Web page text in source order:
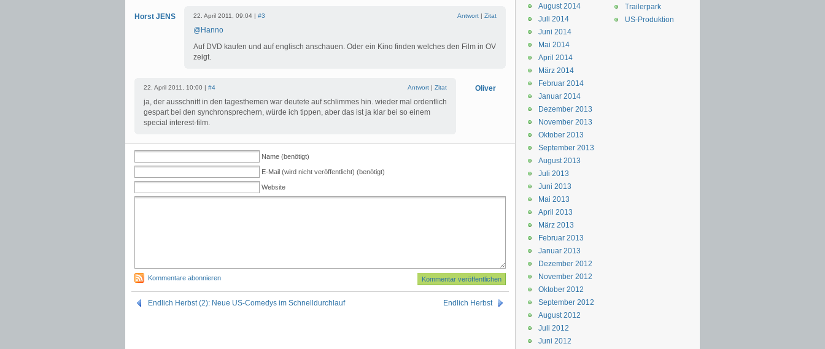
Horst JENS 22. April 2011, 09:04 | #3 Antwort | Zitat
@Hanno
Auf DVD kaufen und auf englisch anschauen. Oder ein Kino finden welches den Film in OV
zeigt.
Oliver
22. April 2011, 10:00 | #4 Antwort | Zitat
ja, der ausschnitt in den tagesthemen war deutete auf schlimmes hin. wieder mal ordentlich
gespart bei den synchronsprechern, würde ich tippen, aber das ist ja klar bei so einem
special interest-film.
Name (benötigt)
E-Mail (wird nicht veröffentlicht) (benötigt)
Website
Kommentare abonnieren
Endlich Herbst (2): Neue US-Comedys im Schnelldurchlauf Endlich Herbst
Trailerpark
US-Produktion
August 2014
Juli 2014
Juni 2014
Mai 2014
April 2014
März 2014
Februar 2014
Januar 2014
Dezember 2013
November 2013
Oktober 2013
September 2013
August 2013
Juli 2013
Juni 2013
Mai 2013
April 2013
März 2013
Februar 2013
Januar 2013
Dezember 2012
November 2012
Oktober 2012
September 2012
August 2012
Juli 2012
Juni 2012